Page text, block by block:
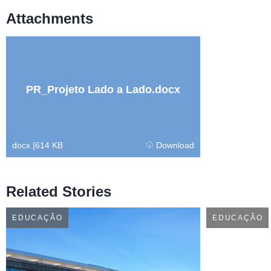
Attachments
PR_Projeto Lado a Lado.docx
docx |614 KB Download
Related Stories
EDUCAÇÃO EDUCAÇÃO